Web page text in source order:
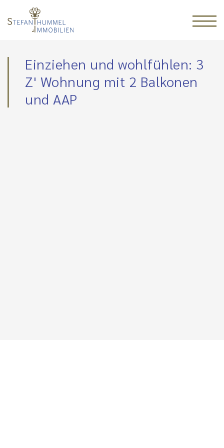
Einziehen und wohlfühlen: 3
Z' Wohnung mit 2 Balkonen
und AAP